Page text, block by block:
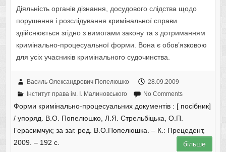
Діяльність органів дізнання, досудового слідства щодо
порушення і розслідування кримінальної справи
здійснюється згідно з вимогами закону та з дотриманням
кримінально-процесуальної форми. Вона є обов’язковою
для усіх учасників кримінального судочинства.
Василь Олександрович Попелюшко
28.09.2009
Інститут права ім. І. Малиновського
No Comments
Форми кримінально-процесуальних документів : [ посібник]
/ упоряд. В.О. Попелюшко, Л.Я. Стрельбіцька, О.П.
Герасимчук; за заг. ред. В.О.Попелюшка. – К.: Прецедент,
2009. – 192 с.
більше